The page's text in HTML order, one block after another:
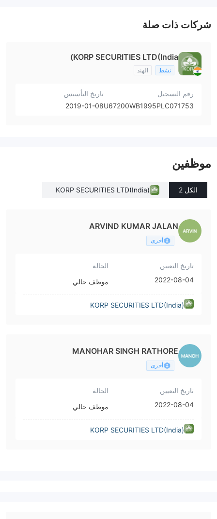
شركات ذات صلة
KORP SECURITIES LTD(India)
نشط الهند
رقم التسجيل
U67200WB1995PLC071753
تاريخ التأسيس
2019-01-08
موظفين
الكل 2 KORP SECURITIES LTD(India)
ARVIND KUMAR JALAN
أخرى
تاريخ التعيين
2022-08-04
الحالة
موظف حالي
KORP SECURITIES LTD(India)
MANOHAR SINGH RATHORE
أخرى
تاريخ التعيين
2022-08-04
الحالة
موظف حالي
KORP SECURITIES LTD(India)